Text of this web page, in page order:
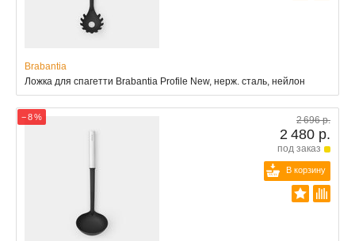
Brabantia
Ложка для спагетти Brabantia Profile New, нерж. сталь, нейлон
− 8 % 2 696 р.
2 480 р.
под заказ
В корзину